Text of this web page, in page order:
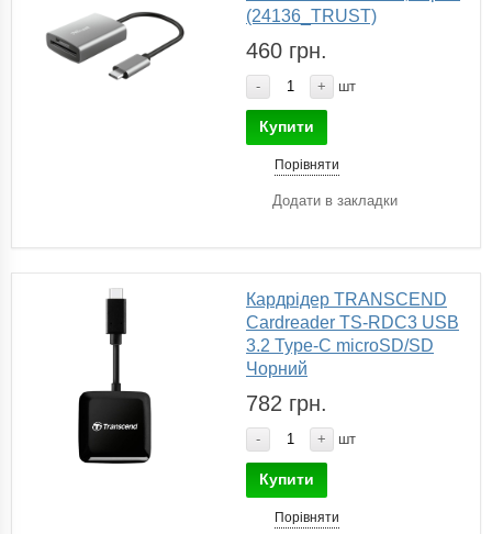
(24136_TRUST)
460 грн.
- + шт
Купити
Порівняти
Додати в закладки
Кардрідер TRANSCEND
Cardreader TS-RDC3 USB
3.2 Type-C microSD/SD
Чорний
782 грн.
- + шт
Купити
Порівняти